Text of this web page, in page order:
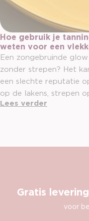
Hoe gebruik je
weten voor een
Een zongebruinde
zonder strepen? Het
een slechte reputatie
op de lakens, strepen
Lees verder
Gratis
voor